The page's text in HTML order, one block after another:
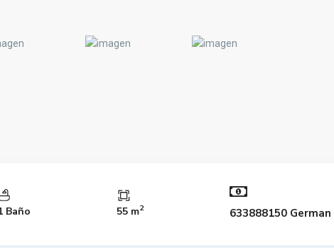
Baño 55 m2 633888150 German